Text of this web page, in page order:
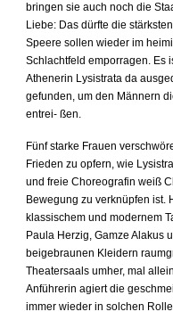
bringen sie auch noch die
Liebe: Das dürfte die
Speere sollen wieder im
Schlachtfeld emporragen. Es
Athenerin Lysistrata da
gefunden, um den Männern
entrei- ßen.
Fünf starke Frauen
Frieden zu opfern, wie
und freie Choreografin weiß
Bewegung zu verknüpfen ist.
klassischem und modernem
Paula Herzig, Gamze Alakus
beigebraunen Kleidern
Theatersaals umher, mal
Anführerin agiert die
immer wieder in solchen